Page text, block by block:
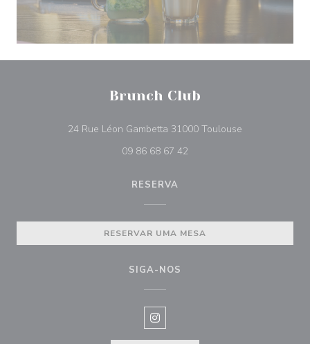
Brunch Club
24 Rue Léon Gambetta 31000 Toulouse
09 86 68 67 42
RESERVA
RESERVAR UMA MESA
SIGA-NOS
Instagram ((abre numa nova